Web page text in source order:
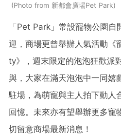
Photo from 新都會廣場Pet Park
「Pet Park」常設寵物公園
迎，商場更曾舉辦人氣活動
ty》，週末限定的泡泡狂歡派
與，大家在滿天泡泡中一同嬉
駐場，為萌寵與主人拍下動人
回憶。未來亦有望舉辦更多寵
切留意商場最新消息！